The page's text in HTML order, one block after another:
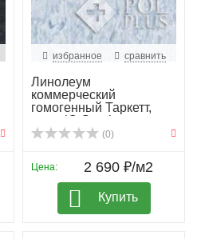
избранное сравнить
Линолеум
коммерческий
гомогенный Таркетт,
колл. iQ Granit...
(0)
Цена: 2 690 ₽/м2
Купить